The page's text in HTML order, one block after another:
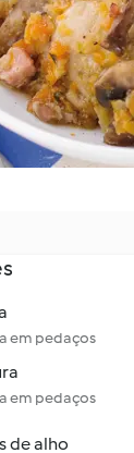
em pedaços
em pedaços
de alho